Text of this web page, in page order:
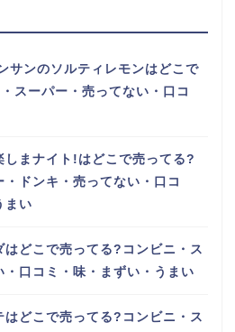
サンのソルティレモンはどこで
スーパー・売ってない・口コ
しまナイト!はどこで売ってる?
・ドンキ・売ってない・口コ
まい
はどこで売ってる?コンビニ・ス
・口コミ・味・まずい・うまい
はどこで売ってる?コンビニ・ス